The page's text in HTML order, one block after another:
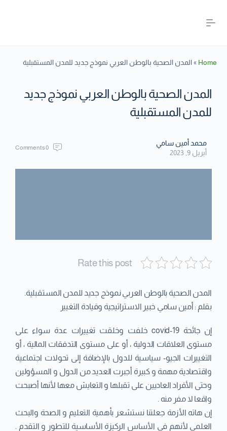
Home
»المدن الصحية بالوطن العربي نموذج جديد للمدن المستقبلية
المدن الصحية بالوطن العربي نموذج جديد
للمدن المستقبلية
محمد أمين سامي
أبريل 9, 2023
0
Comments
Rate this post
المدن الصحية بالوطن العربي نموذج جديد للمدن المستقبلية.
بقلم : أمين سامي خبير الاستراتيجية وقيادة التغيير
إن جائحة covid-19 خلفت وخلقت تغييرات عدة سواء على
مستوى العلاقات الدولية ، أو على مستوى التدفقات المالية ، أو
التغييرات الجيو- سياسية للدول بالإضافة إلى تحولات اجتماعية
واقتصادية مهمة و كبيرة أجبرت العديد من الدول و المسؤولين
وحتى الأفراد العاديين على تقبلها و التعايش معها لأنها أصبحت
واقعا لا مفر منه .
إن هاته الأزمة جعلتنا نستشعر بأهمية التعليم و الصحة والبحث
العلمي لأنهم في الأساس الركيزة الأساسية للتطور و التقدم .